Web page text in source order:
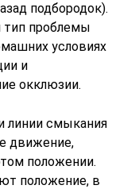
подбородок).
тип проблемы
условиях
и
окклюзии.
линии смыкания
движение,
положении.
положение, в